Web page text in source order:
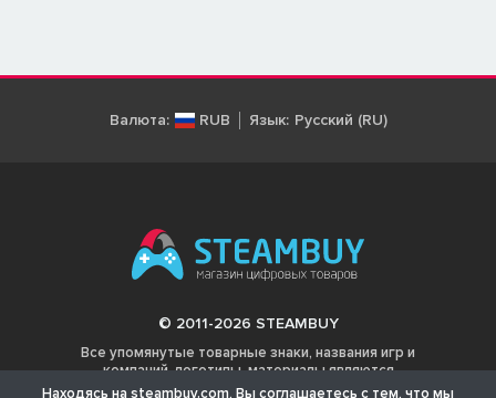
Валюта: RUB Язык: Русский (RU)
© 2011-2026 STEAMBUY
Все упомянутые товарные знаки, названия игр и
компаний, логотипы, материалы являются
собственностью соответствующих владельцев.
Находясь на steambuy.com, Вы соглашаетесь с тем, что мы